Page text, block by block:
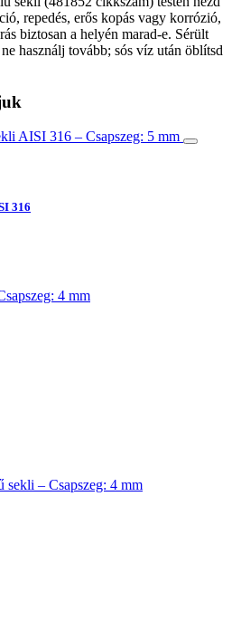
repedés, erős kopás vagy korrózió,
biztosan a helyén marad-e. Sérült
használj tovább; sós víz után öblítsd
316